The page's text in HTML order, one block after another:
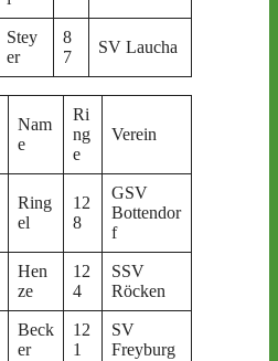
Stey
er
8
7
SV Laucha
Nam
e
Ri
ng
e
Verein
Ring
el
12
8
GSV
Bottendor
f
Hen
ze
12
4
SSV
Röcken
Beck
er
12
1
SV
Freyburg